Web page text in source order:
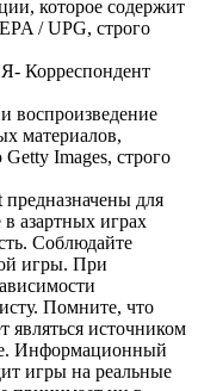
которое содержит
/ UPG, строго
Корреспондент
воспроизведение
материалов,
Images, строго
для
азартных играх
Соблюдайте
игры. При
Помните, что
являться источником
Информационный
игры на реальные